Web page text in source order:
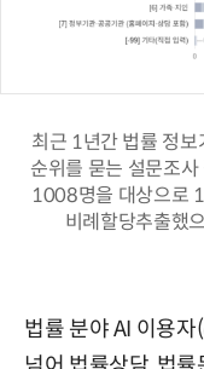
최근 1년간 법률 정
순위를 묻는 설문조
1008명을 대상으로
비례할당추출했
법률 분야 AI 이용